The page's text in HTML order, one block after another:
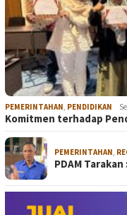
PEMERINTAHAN PENDIDIKAN
Komitmen terhadap
PEMERINTAHAN
PDAM